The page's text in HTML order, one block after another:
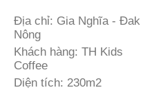
Địa chỉ: Gia Nghĩa - Đak
Nông
Khách hàng: TH Kids
Coffee
Diện tích: 230m2